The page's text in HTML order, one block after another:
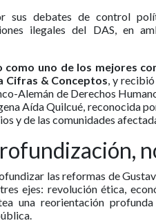
sus debates de control
ilegales del DAS, en
uno de los mejores
Cifras & Conceptos, y
Alemán de Derechos
Aída Quilcué, reconocida
y de las comunidades
las reformas de
ejes: revolución ética,
una reorientación